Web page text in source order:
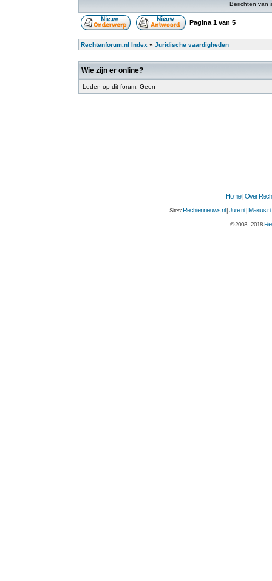
Berichten van
Pagina 1 van 5
Rechtenforum.nl Index » Juridische vaardigheden
Wie zijn er online?
Leden op dit forum: Geen
Home|Over
Sites:Rechtennieuws.nl |Jure.nl |Maxius.nl
© 2003 - 2018